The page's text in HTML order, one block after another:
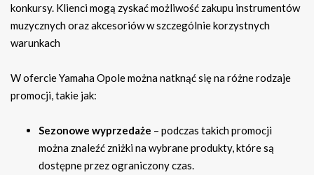
konkursy. Klienci mogą zyskać możliwość zakupu instrumentów
muzycznych oraz akcesoriów w szczególnie korzystnych
warunkach
W ofercie Yamaha Opole można natknąć się na różne rodzaje
promocji, takie jak:
Sezonowe wyprzedaże – podczas takich promocji
można znaleźć zniżki na wybrane produkty, które są
dostępne przez ograniczony czas.